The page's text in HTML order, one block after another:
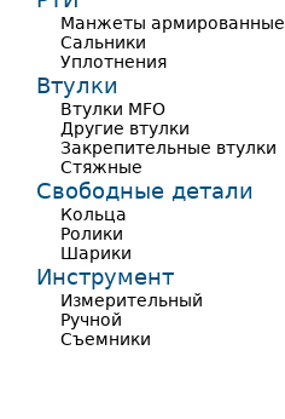
Манжеты армированные
Сальники
Уплотнения
Втулки
Втулки MFO
Другие втулки
Закрепительные втулки
Стяжные
Свободные детали
Кольца
Ролики
Шарики
Инструмент
Измерительный
Ручной
Съемники